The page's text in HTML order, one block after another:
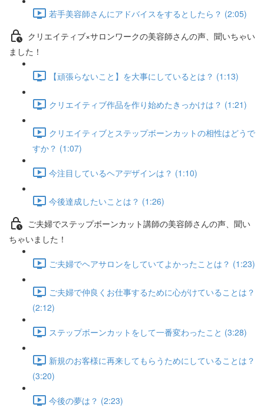
若手美容師さんにアドバイスをするとしたら？ (2:05)
クリエイティブ×サロンワークの美容師さんの声、聞いちゃい
ました！
【頑張らないこと】を大事にしているとは？ (1:13)
クリエイティブ作品を作り始めたきっかけは？ (1:21)
クリエイティブとステップボーンカットの相性はどうで
すか？ (1:07)
今注目しているヘアデザインは？ (1:10)
今後達成したいことは？ (1:26)
ご夫婦でステップボーンカット講師の美容師さんの声、聞い
ちゃいました！
ご夫婦でヘアサロンをしていてよかったことは？ (1:23)
ご夫婦で仲良くお仕事するために心がけていることは？
(2:12)
ステップボーンカットをして一番変わったこと (3:28)
新規のお客様に再来してもらうためにしていることは？
(3:20)
今後の夢は？ (2:23)